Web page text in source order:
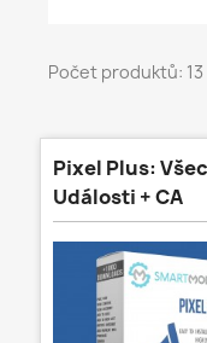
Počet produktů: 13
Pixel Plus:
Události + CA